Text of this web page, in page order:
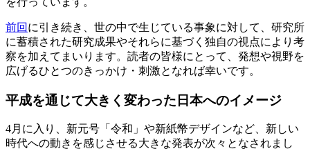
前回 に引き続き、世の中で生じている事象に対して、研究所
に蓄積された研究成果やそれらに基づく独自の視点により考
察を加えてまいります。読者の皆様にとって、発想や視野を
広げるひとつのきっかけ・刺激となれば幸いです。
平成を通じて大きく変わった日本へのイメージ
4月に入り、新元号「令和」や新紙幣デザインなど、新しい
時代への動きを感じさせる大きな発表が次々となされまし